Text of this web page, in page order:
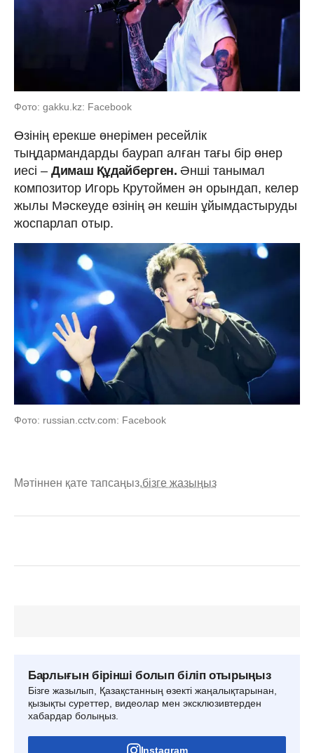
Фото: gakku.kz: Facebook
Өзінің ерекше өнерімен ресейлік
тыңдармандарды баурап алған тағы бір өнер
иесі – Димаш Құдайберген.Әнші танымал
композитор Игорь Крутоймен ән орындап, келер
жылы Мәскеуде өзінің ән кешін ұйымдастыруды
жоспарлап отыр.
Фото: russian.cctv.com: Facebook
Мәтіннен қате тапсаңыз,бізге жазыңыз
Барлығын бірінші болып біліп отырыңыз
Бізге жазылып, Қазақстанның өзекті жаңалықтарынан,
қызықты суреттер, видеолар мен эксклюзивтерден
хабардар болыңыз.
Instagram